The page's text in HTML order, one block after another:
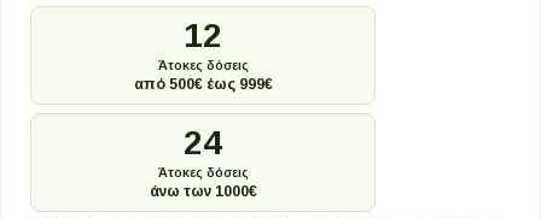
12
Άτοκες δόσεις
από 500€ έως 999€
24
Άτοκες δόσεις
άνω των 1000€